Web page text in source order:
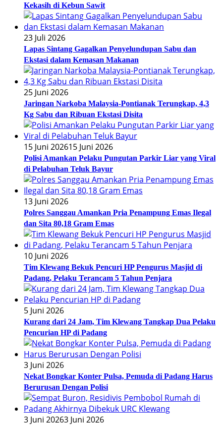
Kekasih di Kebun Sawit
23 Juli 2026
Lapas Sintang Gagalkan Penyelundupan Sabu dan
Ekstasi dalam Kemasan Makanan
25 Juni 2026
Jaringan Narkoba Malaysia-Pontianak Terungkap, 4,3
Kg Sabu dan Ribuan Ekstasi Disita
15 Juni 202615 Juni 2026
Polisi Amankan Pelaku Pungutan Parkir Liar yang Viral
di Pelabuhan Teluk Bayur
13 Juni 2026
Polres Sanggau Amankan Pria Penampung Emas Ilegal
dan Sita 80,18 Gram Emas
10 Juni 2026
Tim Klewang Bekuk Pencuri HP Pengurus Masjid di
Padang, Pelaku Terancam 5 Tahun Penjara
5 Juni 2026
Kurang dari 24 Jam, Tim Klewang Tangkap Dua Pelaku
Pencurian HP di Padang
3 Juni 2026
Nekat Bongkar Konter Pulsa, Pemuda di Padang Harus
Berurusan Dengan Polisi
3 Juni 20263 Juni 2026